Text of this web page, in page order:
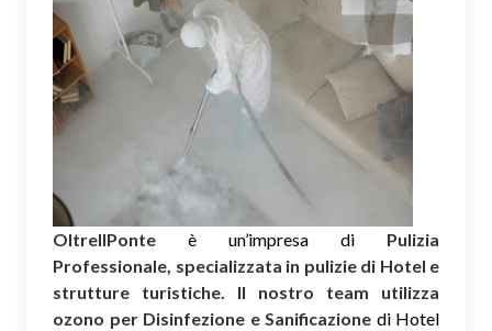
OltreIlPonte è un’impresa di Pulizia
Professionale, specializzata in pulizie di Hotel e
strutture turistiche. Il nostro team utilizza
ozono per Disinfezione e Sanificazione di Hotel